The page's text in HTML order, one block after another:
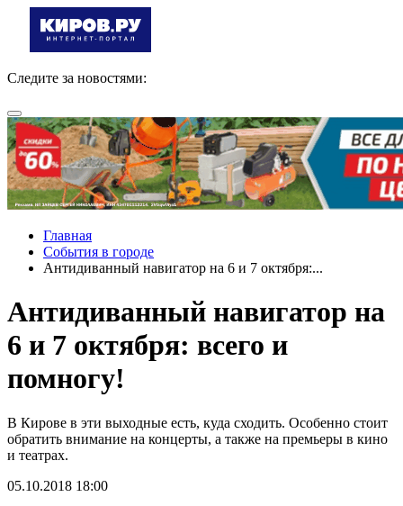
Следите за новостями:
Главная
События в городе
Антидиванный навигатор на 6 и 7 октября:...
Антидиванный навигатор на
6 и 7 октября: всего и
помногу!
В Кирове в эти выходные есть, куда сходить. Особенно стоит
обратить внимание на концерты, а также на премьеры в кино
и театрах.
05.10.2018 18:00